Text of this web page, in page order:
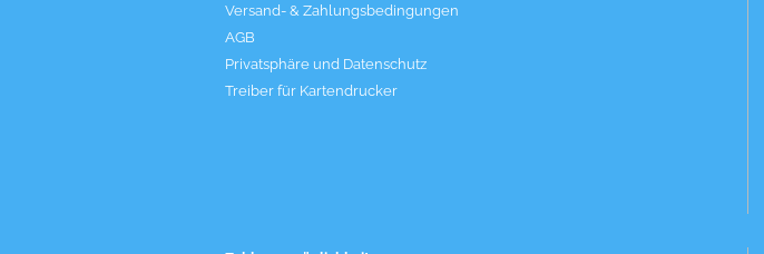
Versand- & Zahlungsbedingungen
AGB
Privatsphäre und Datenschutz
Treiber für Kartendrucker